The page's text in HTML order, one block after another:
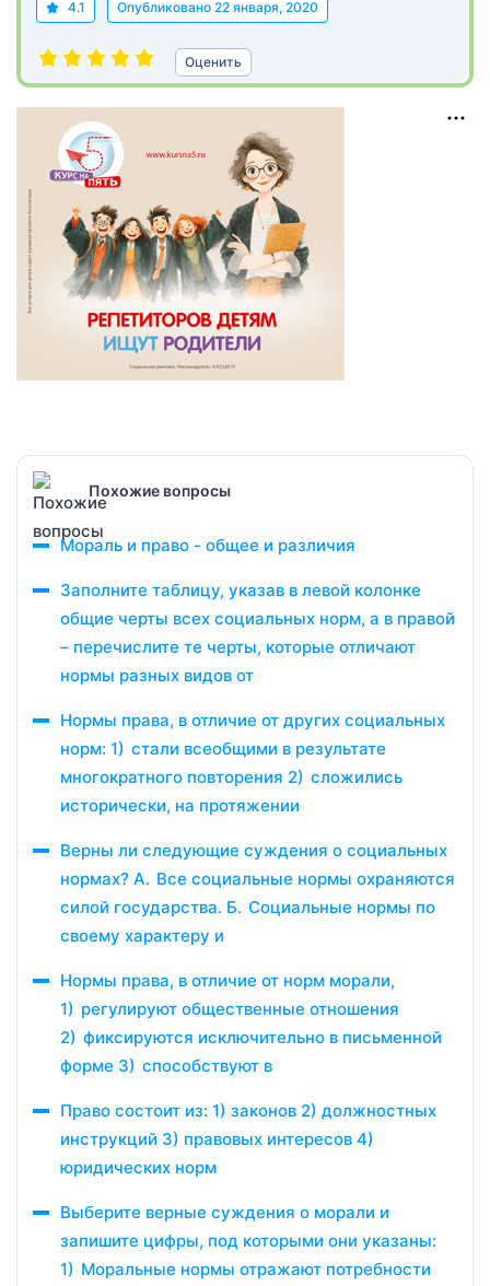
4.1 Опубликовано 22 января, 2020
Оценить
Похожие вопросы
Мораль и право - общее и различия
Заполните таблицу, указав в левой колонке
общие черты всех социальных норм, а в правой
– перечислите те черты, которые отличают
нормы разных видов от
Нормы права, в отличие от других социальных
норм: 1) стали всеобщими в результате
многократного повторения 2) сложились
исторически, на протяжении
Верны ли следующие суждения о социальных
нормах? А. Все социальные нормы охраняются
силой государства. Б. Социальные нормы по
своему характеру и
Нормы права, в отличие от норм морали,
1) регулируют общественные отношения
2) фиксируются исключительно в письменной
форме 3) способствуют в
Право состоит из: 1) законов 2) должностных
инструкций 3) правовых интересов 4)
юридических норм
Выберите верные суждения о морали и
запишите цифры, под которыми они указаны:
1) Моральные нормы отражают потребности